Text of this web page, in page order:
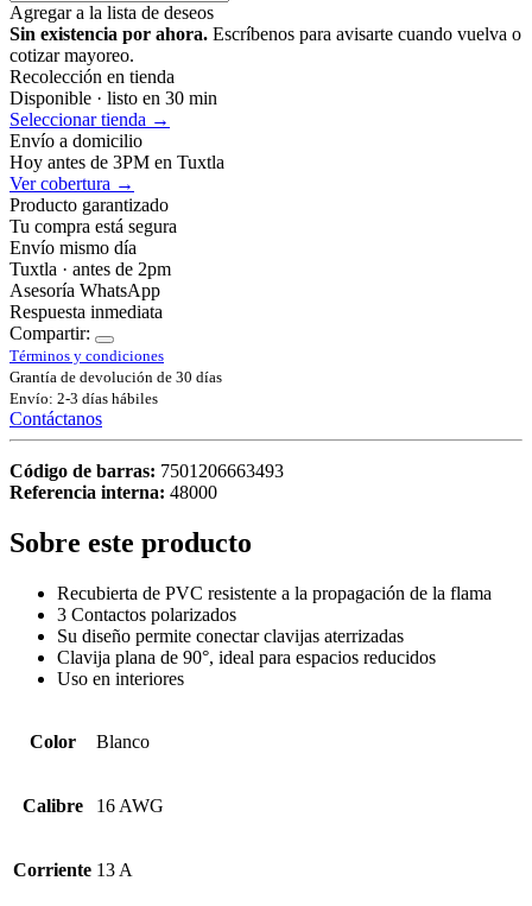
Agregar a la lista de deseos
Sin existencia por ahora. Escríbenos para avisarte cuando vuelva o
cotizar mayoreo.
Recolección en tienda
Disponible · listo en 30 min
Seleccionar tienda →
Envío a domicilio
Hoy antes de 3PM en Tuxtla
Ver cobertura →
Producto garantizado
Tu compra está segura
Envío mismo día
Tuxtla · antes de 2pm
Asesoría WhatsApp
Respuesta inmediata
Compartir:
Términos y condiciones
Grantía de devolución de 30 días
Envío: 2-3 días hábiles
Contáctanos
Código de barras: 7501206663493
Referencia interna: 48000
Sobre este producto
Recubierta de PVC resistente a la propagación de la flama
3 Contactos polarizados
Su diseño permite conectar clavijas aterrizadas
Clavija plana de 90°, ideal para espacios reducidos
Uso en interiores
Color Blanco
Calibre 16 AWG
Corriente 13 A